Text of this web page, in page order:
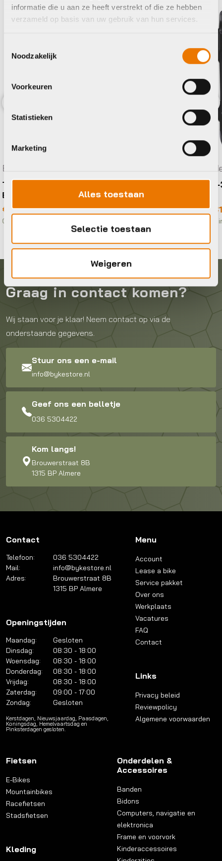
informatie die u aan ze heeft verstrekt of die ze hebben
verzameld op basis van uw gebruik van hun services.
Noodzakelijk
Voorkeuren
Statistieken
Marketing
Alles toestaan
Selectie toestaan
Weigeren
Previous
BackUp
FlexCage
€14,95
-
€21,95
Prijsklasse:
tot
€21,95
Graag in contact komen?
Wij staan voor je klaar! Neem contact op via de
onderstaande gegevens.
Stuur ons een e-mail
info@bykestore.nl
Geef ons een belletje
036 5304422
Kom langs!
Brouwerstraat 8B
1315 BP Almere
Contact
Telefoon:
036 5304422
Mail:
info@bykestore.nl
Adres:
Brouwerstraat 8B
1315 BP Almere
Openingstijden
Maandag:
Gesloten
Dinsdag:
08:30 - 18:00
Woensdag:
08:30 - 18:00
Donderdag:
08:30 - 18:00
Vrijdag:
08:30 - 18:00
Zaterdag:
09:00 - 17:00
Zondag:
Gesloten
Kerstdagen, Nieuwsjaardag, Paasdagen,
Koningsdag, Hemelvaartsdag en
Pinksterdagen gesloten.
Menu
Account
Lease a bike
Service pakket
Over ons
Werkplaats
Vacatures
FAQ
Contact
Links
Privacy beleid
Reviewpolicy
Algemene voorwaarden
Fietsen
E-Bikes
Mountainbikes
Racefietsen
Stadsfietsen
Kleding
Onderdelen &
Accessoires
Banden
Bidons
Computers, navigatie en
elektronica
Frame en voorvork
Kinderaccessoires